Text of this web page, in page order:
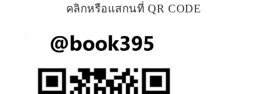
คลิกหรือแสกนที่ QR CODE